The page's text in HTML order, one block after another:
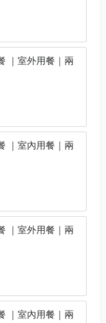
｜室外用餐｜兩
｜室內用餐｜兩
｜室外用餐｜兩
｜室內用餐｜兩